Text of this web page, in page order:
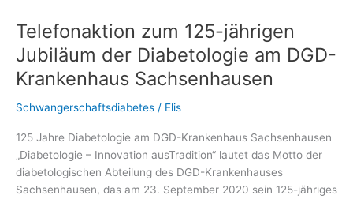
Telefonaktion zum 125-jährigen
Jubiläum der Diabetologie am DGD-
Krankenhaus Sachsenhausen
Schwangerschaftsdiabetes / Elis
125 Jahre Diabetologie am DGD-Krankenhaus Sachsenhausen
„Diabetologie – Innovation ausTradition“ lautet das Motto der
diabetologischen Abteilung des DGD-Krankenhauses
Sachsenhausen, das am 23. September 2020 sein 125-jähriges